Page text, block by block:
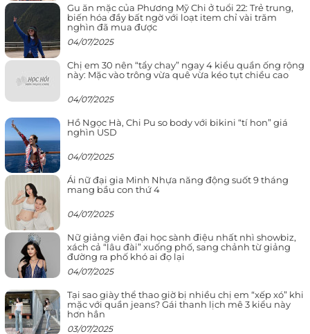
Gu ăn mặc của Phương Mỹ Chi ở tuổi 22: Trẻ trung,
biến hóa đầy bất ngờ với loạt item chỉ vài trăm
nghìn đã mua được
04/07/2025
Chị em 30 nên “tẩy chay” ngay 4 kiểu quần ống rộng
này: Mặc vào trông vừa quê vừa kéo tụt chiều cao
04/07/2025
Hồ Ngọc Hà, Chi Pu so body với bikini “tí hon” giá
nghìn USD
04/07/2025
Ái nữ đại gia Minh Nhựa năng động suốt 9 tháng
mang bầu con thứ 4
04/07/2025
Nữ giảng viên đại học sành điệu nhất nhì showbiz,
xách cả “lâu đài” xuống phố, sang chảnh từ giảng
đường ra phố khó ai đọ lại
04/07/2025
Tại sao giày thể thao giờ bị nhiều chị em “xếp xó” khi
mặc với quần jeans? Gái thanh lịch mê 3 kiểu này
hơn hẳn
03/07/2025